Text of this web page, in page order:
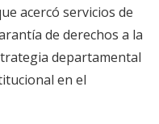
acercó servicios de
de derechos a la
departamental
en el